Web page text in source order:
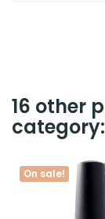
16 other
category:
On sale!